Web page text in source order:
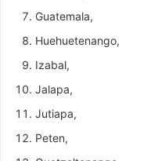
Guatemala,
Huehuetenango,
Izabal,
Jalapa,
Jutiapa,
Peten,